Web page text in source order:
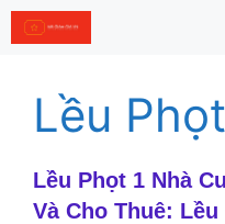
Skip
to
Lều Phọt
Lều Phọt 1 Nhà
Và Cho Thuê: